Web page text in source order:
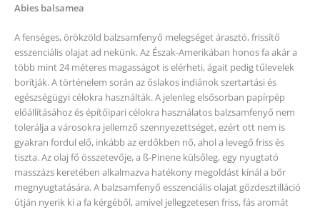
Abies balsamea
A fenséges, örökzöld balzsamfenyő melegséget árasztó, frissítő
esszenciális olajat ad nekünk. Az Észak-Amerikában honos fa akár a
több mint 24 méteres magasságot is elérheti, ágait pedig tűlevelek
borítják. A történelem során az őslakos indiánok szertartási és
egészségügyi célokra használták. A jelenleg elsősorban papírpép
előállításához és építőipari célokra használatos balzsamfenyő nem
tolerálja a városokra jellemző szennyezettséget, ezért ott nem is
gyakran fordul elő, inkább az erdőkben nő, ahol a levegő friss és
tiszta. Az olaj fő összetevője, a ß-Pinene külsőleg, egy nyugtató
masszázs keretében alkalmazva hatékony megoldást kínál a bőr
megnyugtatására. A balzsamfenyő esszenciális olajat gőzdesztilláció
útján nyerik ki a fa kérgéből, amivel jellegzetesen friss, fás aromát